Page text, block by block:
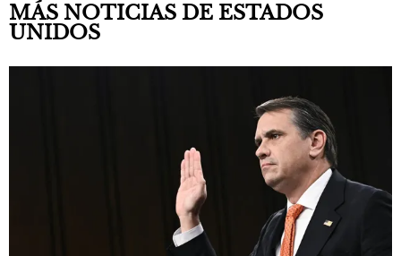
MÁS NOTICIAS DE ESTADOS
UNIDOS